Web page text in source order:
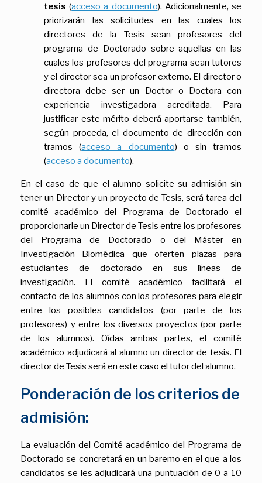
tesis (acceso a documento). Adicionalmente, se
priorizarán las solicitudes en las cuales los
directores de la Tesis sean profesores del
programa de Doctorado sobre aquellas en las
cuales los profesores del programa sean tutores
y el director sea un profesor externo. El director o
directora debe ser un Doctor o Doctora con
experiencia investigadora acreditada. Para
justificar este mérito deberá aportarse también,
según proceda, el documento de dirección con
tramos (acceso a documento) o sin tramos
(acceso a documento).
En el caso de que el alumno solicite su admisión sin
tener un Director y un proyecto de Tesis, será tarea del
comité académico del Programa de Doctorado el
proporcionarle un Director de Tesis entre los profesores
del Programa de Doctorado o del Máster en
Investigación Biomédica que oferten plazas para
estudiantes de doctorado en sus líneas de
investigación. El comité académico facilitará el
contacto de los alumnos con los profesores para elegir
entre los posibles candidatos (por parte de los
profesores) y entre los diversos proyectos (por parte
de los alumnos). Oídas ambas partes, el comité
académico adjudicará al alumno un director de tesis. El
director de Tesis será en este caso el tutor del alumno.
Ponderación de los criterios de
admisión:
La evaluación del Comité académico del Programa de
Doctorado se concretará en un baremo en el que a los
candidatos se les adjudicará una puntuación de 0 a 10